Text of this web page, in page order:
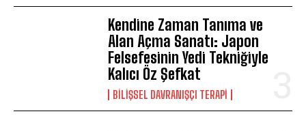
Kendine Zaman Tanıma ve
Alan Açma Sanatı: Japon
Felsefesinin Yedi Tekniğiyle
Kalıcı Öz Şefkat
BILIŞSEL DAVRANIŞÇI TERAPI